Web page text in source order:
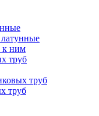
к ним
труб
труб
труб